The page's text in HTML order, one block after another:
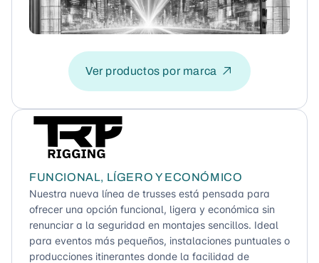
Ver productos por marca
FUNCIONAL, LÍGERO Y ECONÓMICO
Nuestra nueva línea de trusses está pensada para
ofrecer una opción funcional, ligera y económica sin
renunciar a la seguridad en montajes sencillos. Ideal
para eventos más pequeños, instalaciones puntuales o
producciones itinerantes donde la facilidad de